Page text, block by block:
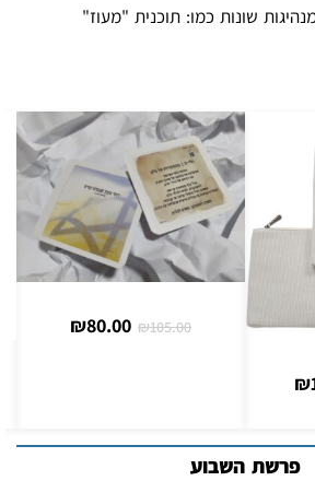
שונות כמו: תוכנית "מעוז"
₪
₪105.00
₪80.00
פרשת השבוע